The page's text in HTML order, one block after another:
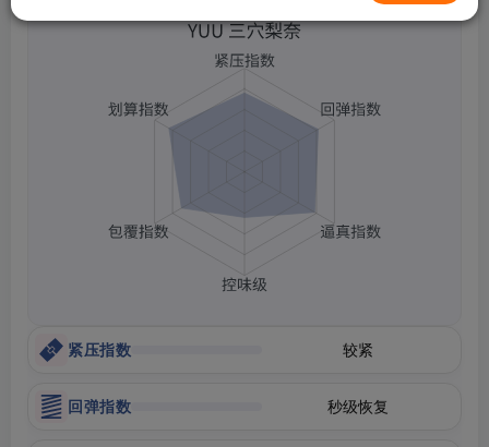
紧压指数 较紧
回弹指数 秒级恢复